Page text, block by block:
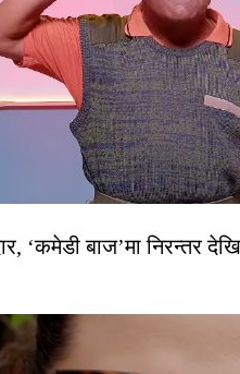
‘कमेडी बाज’मा निरन्तर